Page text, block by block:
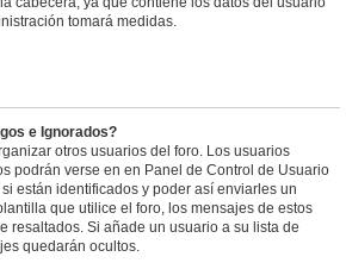
tomará medidas.
e Ignorados?
otros usuarios del foro. Los usuarios
podrán verse en en Panel de Control de Usuario
están identificados y poder así enviarles un
que utilice el foro, los mensajes de estos
resaltados. Si añade un usuario a su lista de
quedarán ocultos.